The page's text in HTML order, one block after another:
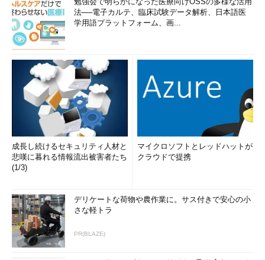
法──電子カルテ、臨床試験データ解析、日本語医
学用語プラットフォーム、画...
成長し続けるセキュリティ人材と
悲嘆に暮れる情報流出被害者たち
(1/3)
マイクロソフトとレッドハットが
クラウドで提携
デリケートな荷物や農作業に。サス付きで安心の小
さな軽トラ
PR(BLAZE)